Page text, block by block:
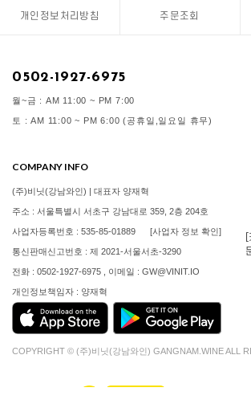
개인정보처리방침 주문조회
0502-1927-6975
월~금 : AM 11:00 ~ PM 7:00
토 : AM 11:00 ~ PM 6:00 (공휴일,일요일 휴무)
COMPANY INFO
(주)비닛(강남와인) | 대표자 양재혁
주소 : 서울특별시 서초구 강남대로 359, 2층 204호
사업자등록번호 : 535-85-01889 [사업자 정보 확인]
통신판매신고번호 : 제 2021-서울서초-3290
전화 : 0502-1927-6975 , 이메일 : GW@VINIT.IO
개인정보책임자 : 양재혁
COPYRIGHT © (주)비닛(강남와인) GANGNAM.WINE ALL